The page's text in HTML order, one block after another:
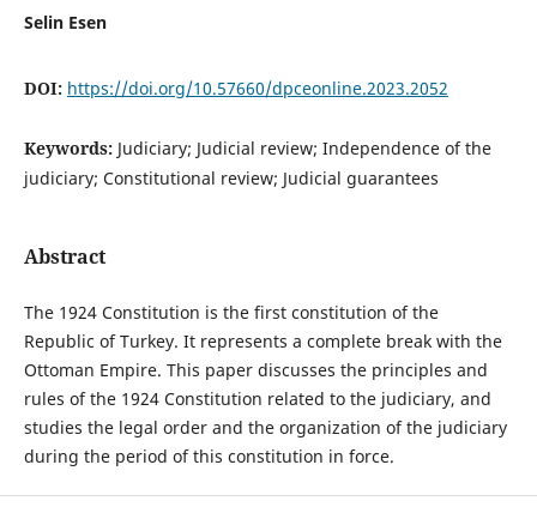
Selin Esen
DOI: https://doi.org/10.57660/dpceonline.2023.2052
Keywords: Judiciary; Judicial review; Independence of the
judiciary; Constitutional review; Judicial guarantees
Abstract
The 1924 Constitution is the first constitution of the
Republic of Turkey. It represents a complete break with the
Ottoman Empire. This paper discusses the principles and
rules of the 1924 Constitution related to the judiciary, and
studies the legal order and the organization of the judiciary
during the period of this constitution in force.